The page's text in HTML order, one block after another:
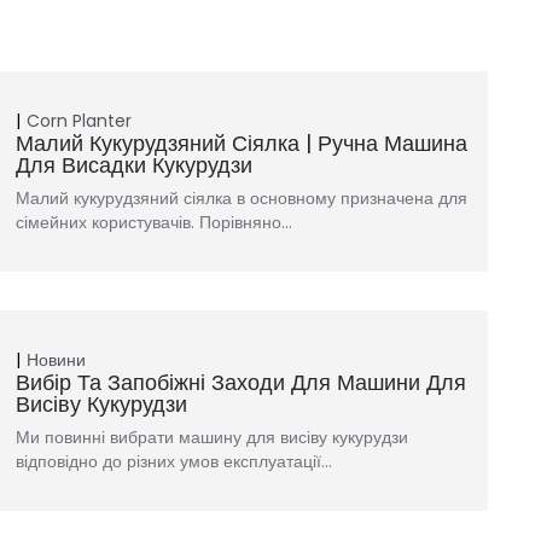
Corn Planter
Малий Кукурудзяний Сіялка | Ручна Машина
Для Висадки Кукурудзи
Малий кукурудзяний сіялка в основному призначена для
сімейних користувачів. Порівняно...
Новини
Вибір Та Запобіжні Заходи Для Машини Для
Висіву Кукурудзи
Ми повинні вибрати машину для висіву кукурудзи
відповідно до різних умов експлуатації…